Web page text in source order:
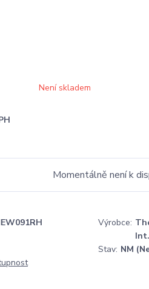
Není skladem
Momentálně není k
Výrobce:
Stav: NM